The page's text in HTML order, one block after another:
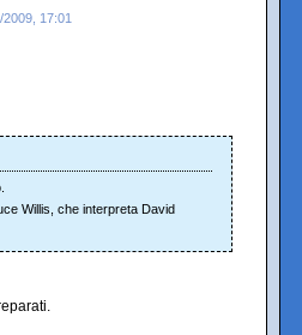
2009, 17:01
Willis, che interpreta David